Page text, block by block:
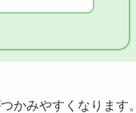
かみやすくなります。